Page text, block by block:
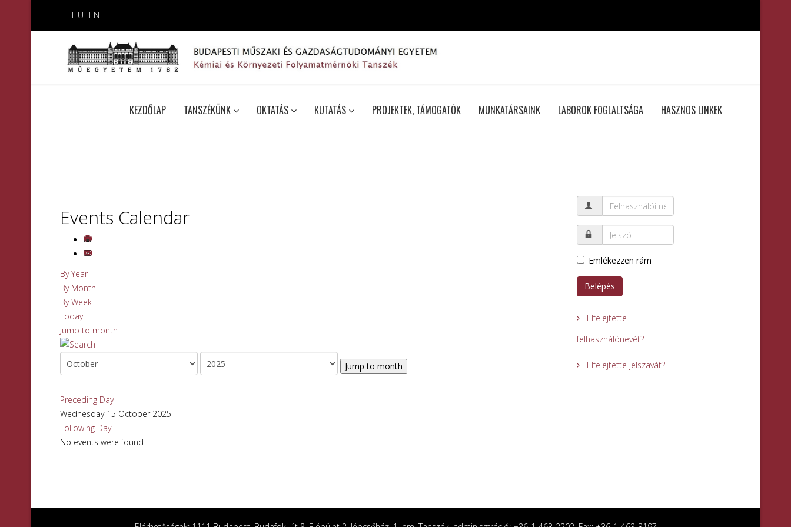
HU EN
KEZDŐLAP TANSZÉKÜNK OKTATÁS KUTATÁS PROJEKTEK, TÁMOGATÓK MUNKATÁRSAINK LABOROK FOGLALTSÁGA HASZNOS LINKEK
Events Calendar
By Year
By Month
By Week
Today
Jump to month
Jump to month
Preceding Day
Wednesday 15 October 2025
Following Day
No events were found
Emlékezzen rám
Belépés
Elfelejtette
felhasználónevét?
Elfelejtette jelszavát?